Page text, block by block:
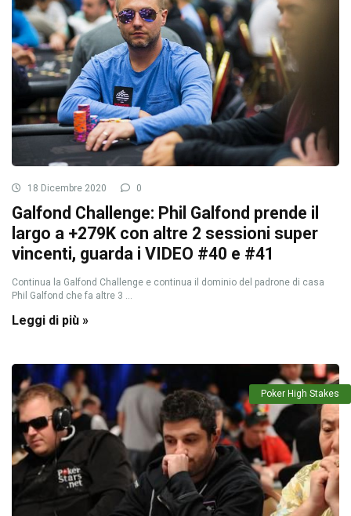
18 Dicembre 2020 0
Galfond Challenge: Phil Galfond prende il
largo a +279K con altre 2 sessioni super
vincenti, guarda i VIDEO #40 e #41
Continua la Galfond Challenge e continua il dominio del padrone di casa
Phil Galfond che fa altre 3 ...
Leggi di più »
Poker High Stakes